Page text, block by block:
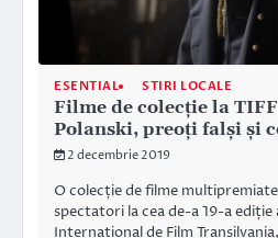
ESENTIAL STIRI LOCALE
Filme de colecție la
Polanski, preoți falși și
2 decembrie 2019
O colecție de filme
spectatori la cea de-a 19-a ediție
Internațional de Film